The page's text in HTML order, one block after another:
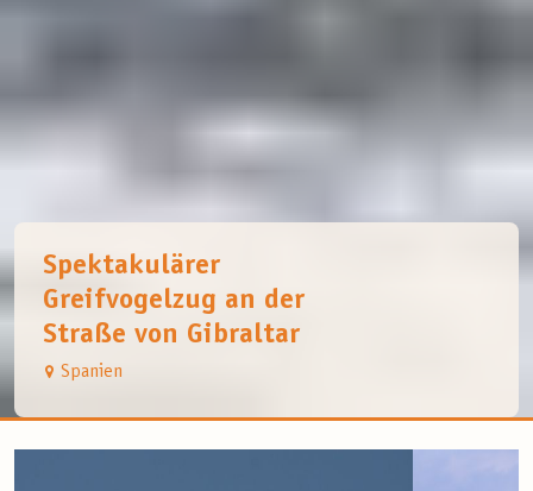
Spektakulärer
Greifvogelzug an der
Straße von Gibraltar
Spanien